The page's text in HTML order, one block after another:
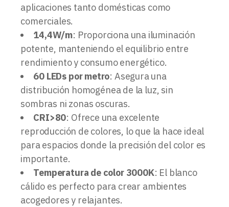
aplicaciones tanto domésticas como
comerciales.
14,4W/m: Proporciona una iluminación
potente, manteniendo el equilibrio entre
rendimiento y consumo energético.
60 LEDs por metro: Asegura una
distribución homogénea de la luz, sin
sombras ni zonas oscuras.
CRI>80: Ofrece una excelente
reproducción de colores, lo que la hace ideal
para espacios donde la precisión del color es
importante.
Temperatura de color 3000K: El blanco
cálido es perfecto para crear ambientes
acogedores y relajantes.